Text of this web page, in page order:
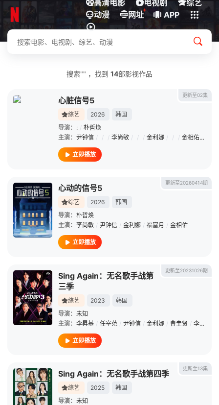
高清电影 电视剧
综艺
动漫
网址
+
APP
下载客户端
搜索"" ，找到 14部影视作品
更新至02集
心脏信号5
综艺 2026
韩国
导演： : / 朴哲焕
主演： 尹钟信 / / / 李尚敏 / / / 金利娜 / / / 金相佑 /
立即播放
更新至20260414期
心动的信号5
综艺 2026
韩国
导演： 朴哲焕
主演： 李尚敏 / 尹钟信 / 金利娜 / 福富月 / 金相佑
立即播放
更新至20231026期
Sing Again：无名歌手战第
三季
综艺 2023
韩国
导演： 未知
主演： 李昇基 / 任宰范 / 尹钟信 / 金利娜 / 曹圭贤 / 李海利
立即播放
更新至13集
Sing Again：无名歌手战第四季
综艺 2025
韩国
导演： 未知